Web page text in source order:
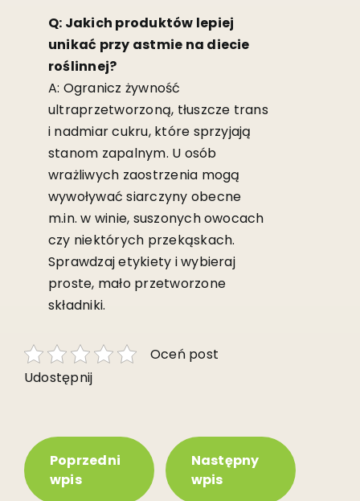
Q: Jakich produktów lepiej
unikać przy astmie na diecie
roślinnej?
A: Ogranicz żywność
ultraprzetworzoną, tłuszcze trans
i nadmiar cukru, które sprzyjają
stanom zapalnym. U osób
wrażliwych zaostrzenia mogą
wywoływać siarczyny obecne
m.in. w winie, suszonych owocach
czy niektórych przekąskach.
Sprawdzaj etykiety i wybieraj
proste, mało przetworzone
składniki.
Oceń post
Udostępnij
Poprzedni
wpis
Następny
wpis